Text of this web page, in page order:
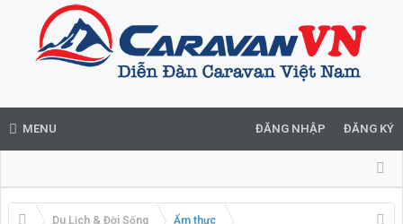
MENU ĐĂNG NHẬP ĐĂNG KÝ
Du Lịch & Đời Sống Ẩm thực